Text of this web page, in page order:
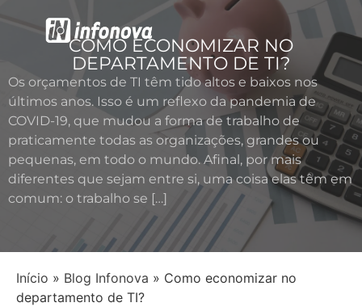
COMO ECONOMIZAR NO
DEPARTAMENTO DE TI?
Os orçamentos de TI têm tido altos e baixos nos
últimos anos. Isso é um reflexo da pandemia de
COVID-19, que mudou a forma de trabalho de
praticamente todas as organizações, grandes ou
pequenas, em todo o mundo. Afinal, por mais
diferentes que sejam entre si, uma coisa elas têm em
comum: o trabalho se […]
Início » Blog Infonova » Como economizar no
departamento de TI?